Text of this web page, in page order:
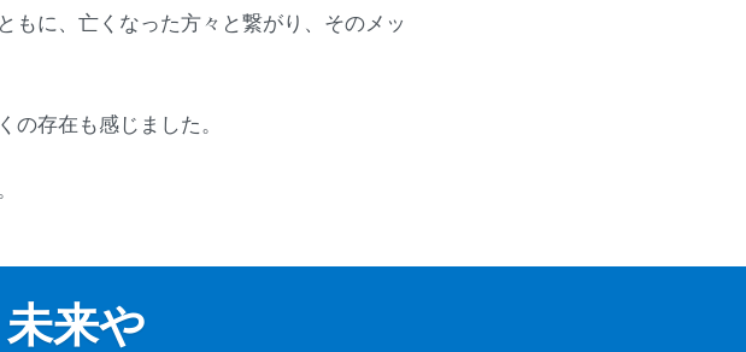
もに、亡くなった方々と繋がり、そのメッ
の存在も感じました。
来や